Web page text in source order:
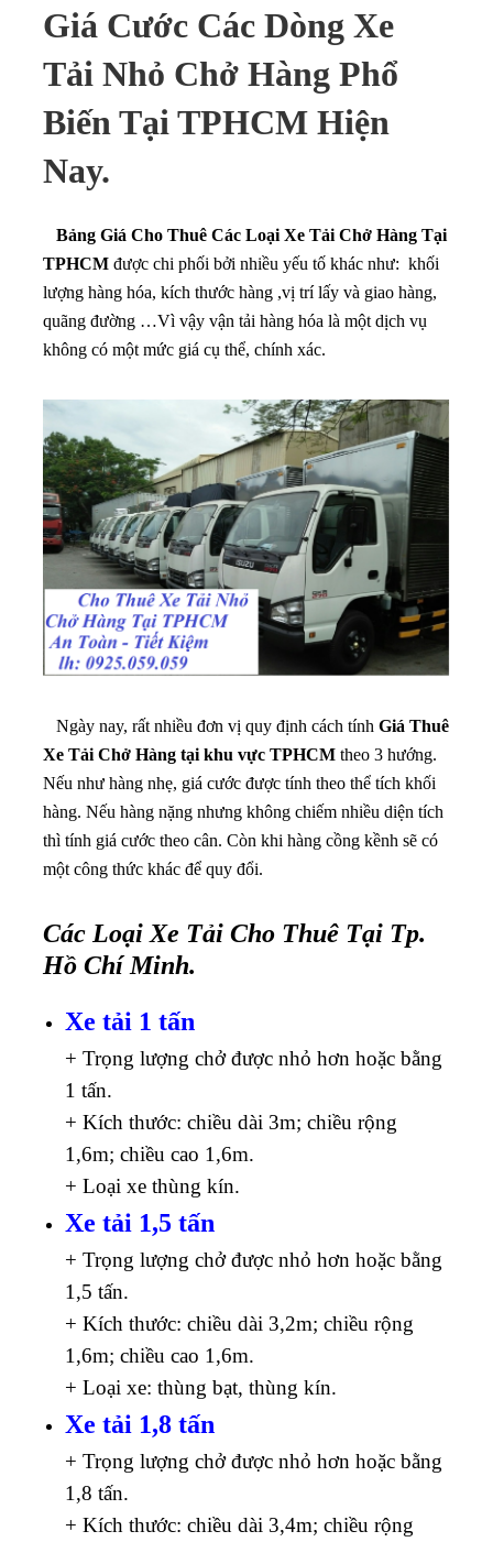
Giá Cước Các Dòng Xe
Tải Nhỏ Chở Hàng Phổ
Biến Tại TPHCM Hiện
Nay.
Bảng Giá Cho Thuê Các Loại Xe Tải Chở Hàng Tại
TPHCM được chi phối bởi nhiều yếu tố khác như: khối
lượng hàng hóa, kích thước hàng ,vị trí lấy và giao hàng,
quãng đường …Vì vậy vận tải hàng hóa là một dịch vụ
không có một mức giá cụ thể, chính xác.
Ngày nay, rất nhiều đơn vị quy định cách tính Giá Thuê
Xe Tải Chở Hàng tại khu vực TPHCM theo 3 hướng.
Nếu như hàng nhẹ, giá cước được tính theo thể tích khối
hàng. Nếu hàng nặng nhưng không chiếm nhiều diện tích
thì tính giá cước theo cân. Còn khi hàng cồng kềnh sẽ có
một công thức khác để quy đổi.
Các Loại Xe Tải Cho Thuê Tại Tp.
Hồ Chí Minh.
Xe tải 1 tấn
+ Trọng lượng chở được nhỏ hơn hoặc bằng
1 tấn.
+ Kích thước: chiều dài 3m; chiều rộng
1,6m; chiều cao 1,6m.
+ Loại xe thùng kín.
Xe tải 1,5 tấn
+ Trọng lượng chở được nhỏ hơn hoặc bằng
1,5 tấn.
+ Kích thước: chiều dài 3,2m; chiều rộng
1,6m; chiều cao 1,6m.
+ Loại xe: thùng bạt, thùng kín.
Xe tải 1,8 tấn
+ Trọng lượng chở được nhỏ hơn hoặc bằng
1,8 tấn.
+ Kích thước: chiều dài 3,4m; chiều rộng